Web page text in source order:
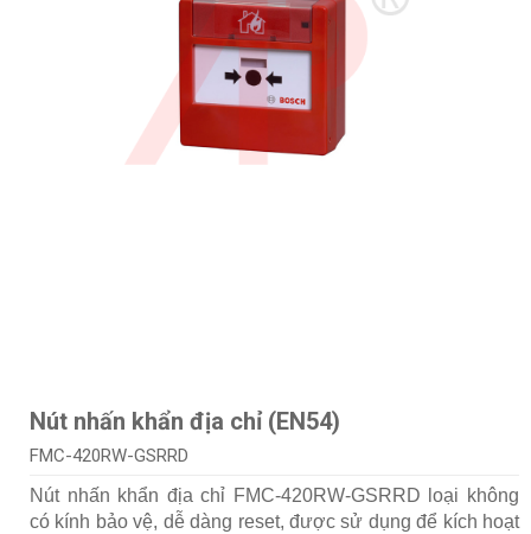
Nút nhấn khẩn địa chỉ (EN54)
FMC-420RW-GSRRD
Nút nhấn khẩn địa chỉ FMC-420RW-GSRRD loại không
có kính bảo vệ, dễ dàng reset, được sử dụng để kích hoạt